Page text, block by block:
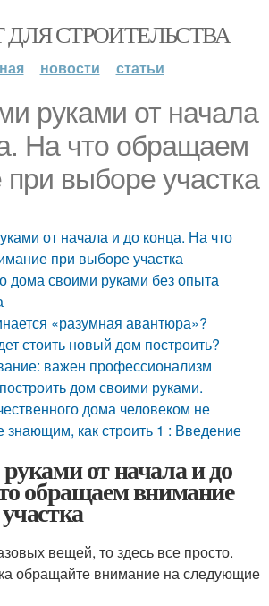
ДЛЯ СТРОИТЕЛЬСТВА
новости статьи
руками от начала
На что обращаем
выборе участка
от начала и до конца. На что
при выборе участка
дома своими руками без опыта
«разумная авантюра»?
стоить новый дом построить?
важен профессионализм
дом своими руками.
дома человеком не
как строить 1 : Введение
от начала и до
обращаем внимание
вещей, то здесь все просто.
обращайте внимание на следующие